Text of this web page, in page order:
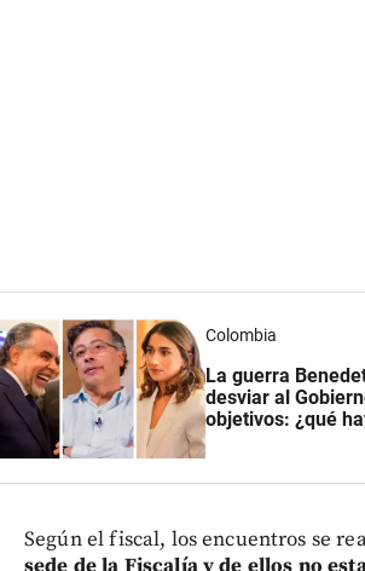
Colombia
La guerra
desviar al
objetivos: ¿qué
Según el fiscal, los encuentros se